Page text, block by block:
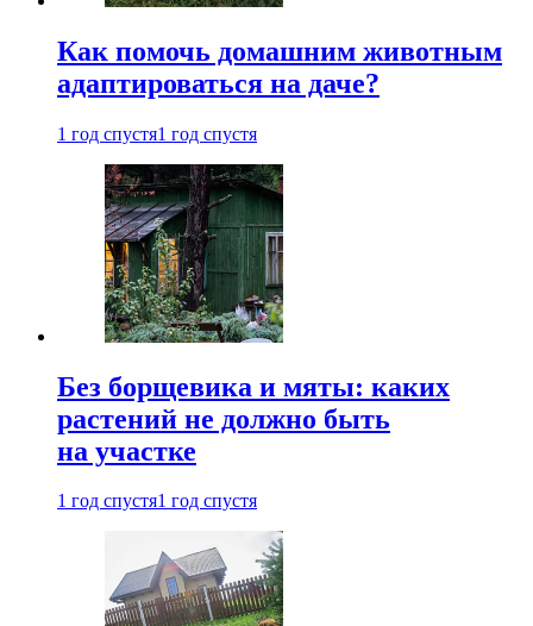
Как помочь домашним животным
адаптироваться на даче?
1 год спустя1 год спустя
Без борщевика и мяты: каких
растений не должно быть
на участке
1 год спустя1 год спустя